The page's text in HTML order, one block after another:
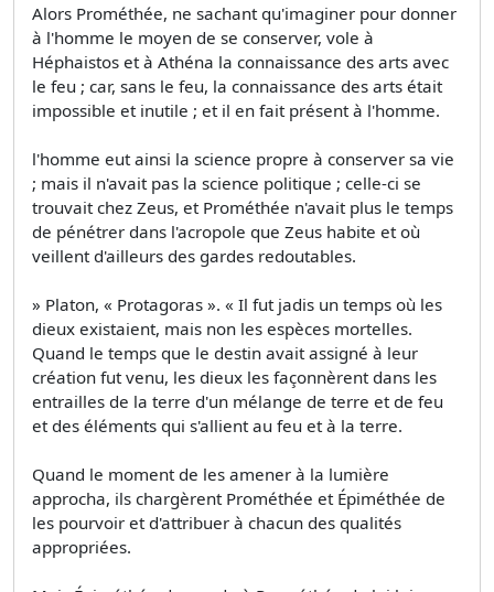
Alors Prométhée, ne sachant qu'imaginer pour donner
à l'homme le moyen de se conserver, vole à
Héphaistos et à Athéna la connaissance des arts avec
le feu ; car, sans le feu, la connaissance des arts était
impossible et inutile ; et il en fait présent à l'homme.
l'homme eut ainsi la science propre à conserver sa vie
; mais il n'avait pas la science politique ; celle-ci se
trouvait chez Zeus, et Prométhée n'avait plus le temps
de pénétrer dans l'acropole que Zeus habite et où
veillent d'ailleurs des gardes redoutables.
» Platon, « Protagoras ». « Il fut jadis un temps où les
dieux existaient, mais non les espèces mortelles.
Quand le temps que le destin avait assigné à leur
création fut venu, les dieux les façonnèrent dans les
entrailles de la terre d'un mélange de terre et de feu
et des éléments qui s'allient au feu et à la terre.
Quand le moment de les amener à la lumière
approcha, ils chargèrent Prométhée et Épiméthée de
les pourvoir et d'attribuer à chacun des qualités
appropriées.